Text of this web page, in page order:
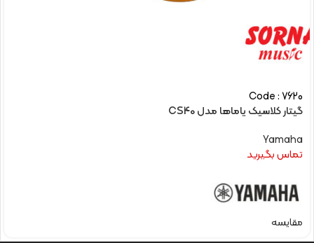
Code : 7620
گیتار کلاسیک یاماها مدل CS40
Yamaha
تماس بگیرید
مقایسه